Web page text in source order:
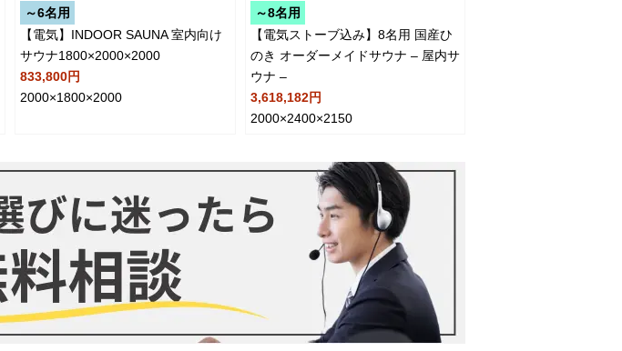
～6名用
【電気】INDOOR SAUNA 室内向け
サウナ1800×2000×2000
833,800円
2000×1800×2000
～8名用
【電気ストーブ込み】8名用 国産ひ
のき オーダーメイドサウナ – 屋内サ
ウナ –
3,618,182円
2000×2400×2150